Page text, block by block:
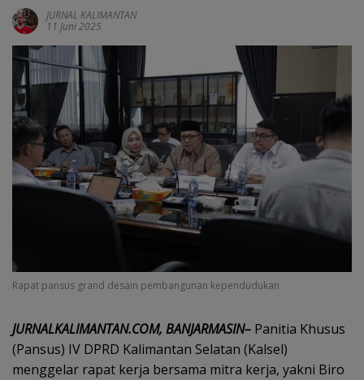
JURNAL KALIMANTAN
11 Juni 2025
Rapat pansus grand desain pembangunan kependudukan
JURNALKALIMANTAN.COM, BANJARMASIN– Panitia Khusus
(Pansus) IV DPRD Kalimantan Selatan (Kalsel)
menggelar rapat kerja bersama mitra kerja, yakni Biro